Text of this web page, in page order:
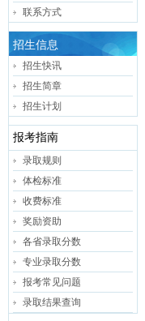
联系方式
招生信息
招生快讯
招生简章
招生计划
报考指南
录取规则
体检标准
收费标准
奖励资助
各省录取分数
专业录取分数
报考常见问题
录取结果查询